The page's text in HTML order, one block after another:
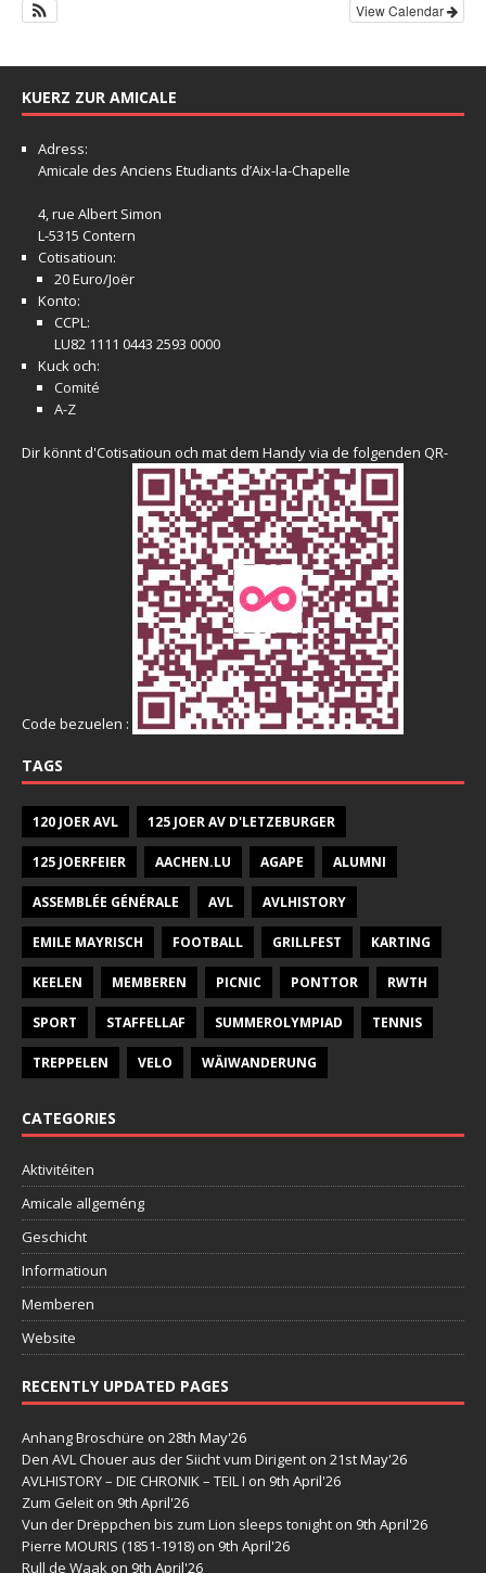
View Calendar
KUERZ ZUR AMICALE
Adress:
Amicale des Anciens Etudiants d’Aix-la-Chapelle
4, rue Albert Simon
L-5315 Contern
Cotisatioun:
20 Euro/Joër
Konto:
CCPL:
LU82 1111 0443 2593 0000
Kuck och:
Comité
A-Z
Dir könnt d'Cotisatioun och mat dem Handy via de folgenden QR-
Code bezuelen :
TAGS
120 JOER AVL 125 JOER AV D'LETZEBURGER
125 JOERFEIER AACHEN.LU AGAPE ALUMNI
ASSEMBLÉE GÉNÉRALE AVL AVLHISTORY
EMILE MAYRISCH FOOTBALL GRILLFEST KARTING
KEELEN MEMBEREN PICNIC PONTTOR RWTH
SPORT STAFFELLAF SUMMEROLYMPIAD TENNIS
TREPPELEN VELO WÄIWANDERUNG
CATEGORIES
Aktivitéiten
Amicale allgeméng
Geschicht
Informatioun
Memberen
Website
RECENTLY UPDATED PAGES
Anhang Broschüre on 28th May'26
Den AVL Chouer aus der Siicht vum Dirigent on 21st May'26
AVLHISTORY – DIE CHRONIK – TEIL I on 9th April'26
Zum Geleit on 9th April'26
Vun der Drëppchen bis zum Lion sleeps tonight on 9th April'26
Pierre MOURIS (1851-1918) on 9th April'26
Rull de Waak on 9th April'26